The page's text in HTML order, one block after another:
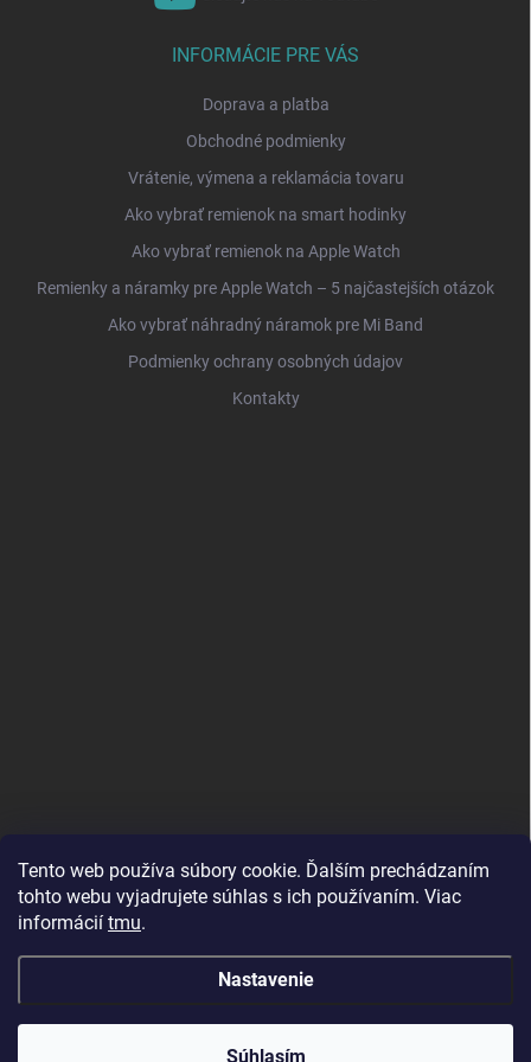
Tento web používa súbory cookie. Ďalším prechádzaním
tohto webu vyjadrujete súhlas s ich používaním. Viac
informácií tmu.
Nastavenie
Súhlasím
INFORMÁCIE PRE VÁS
Doprava a platba
Obchodné podmienky
Vrátenie, výmena a reklamácia tovaru
Ako vybrať remienok na smart hodinky
Ako vybrať remienok na Apple Watch
Remienky a náramky pre Apple Watch – 5 najčastejších otázok
Ako vybrať náhradný náramok pre Mi Band
Podmienky ochrany osobných údajov
Kontakty
MujMiBand.cz
MojRemienok.sk. Všetky práva vyhradené.